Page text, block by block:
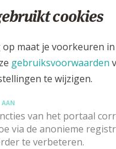
het bisdom Brugge
cookies
maat je voorkeuren
gebruiksvoorwaarden
te wijzigen.
AAN
van het portaal
via de anonieme
te verbeteren.